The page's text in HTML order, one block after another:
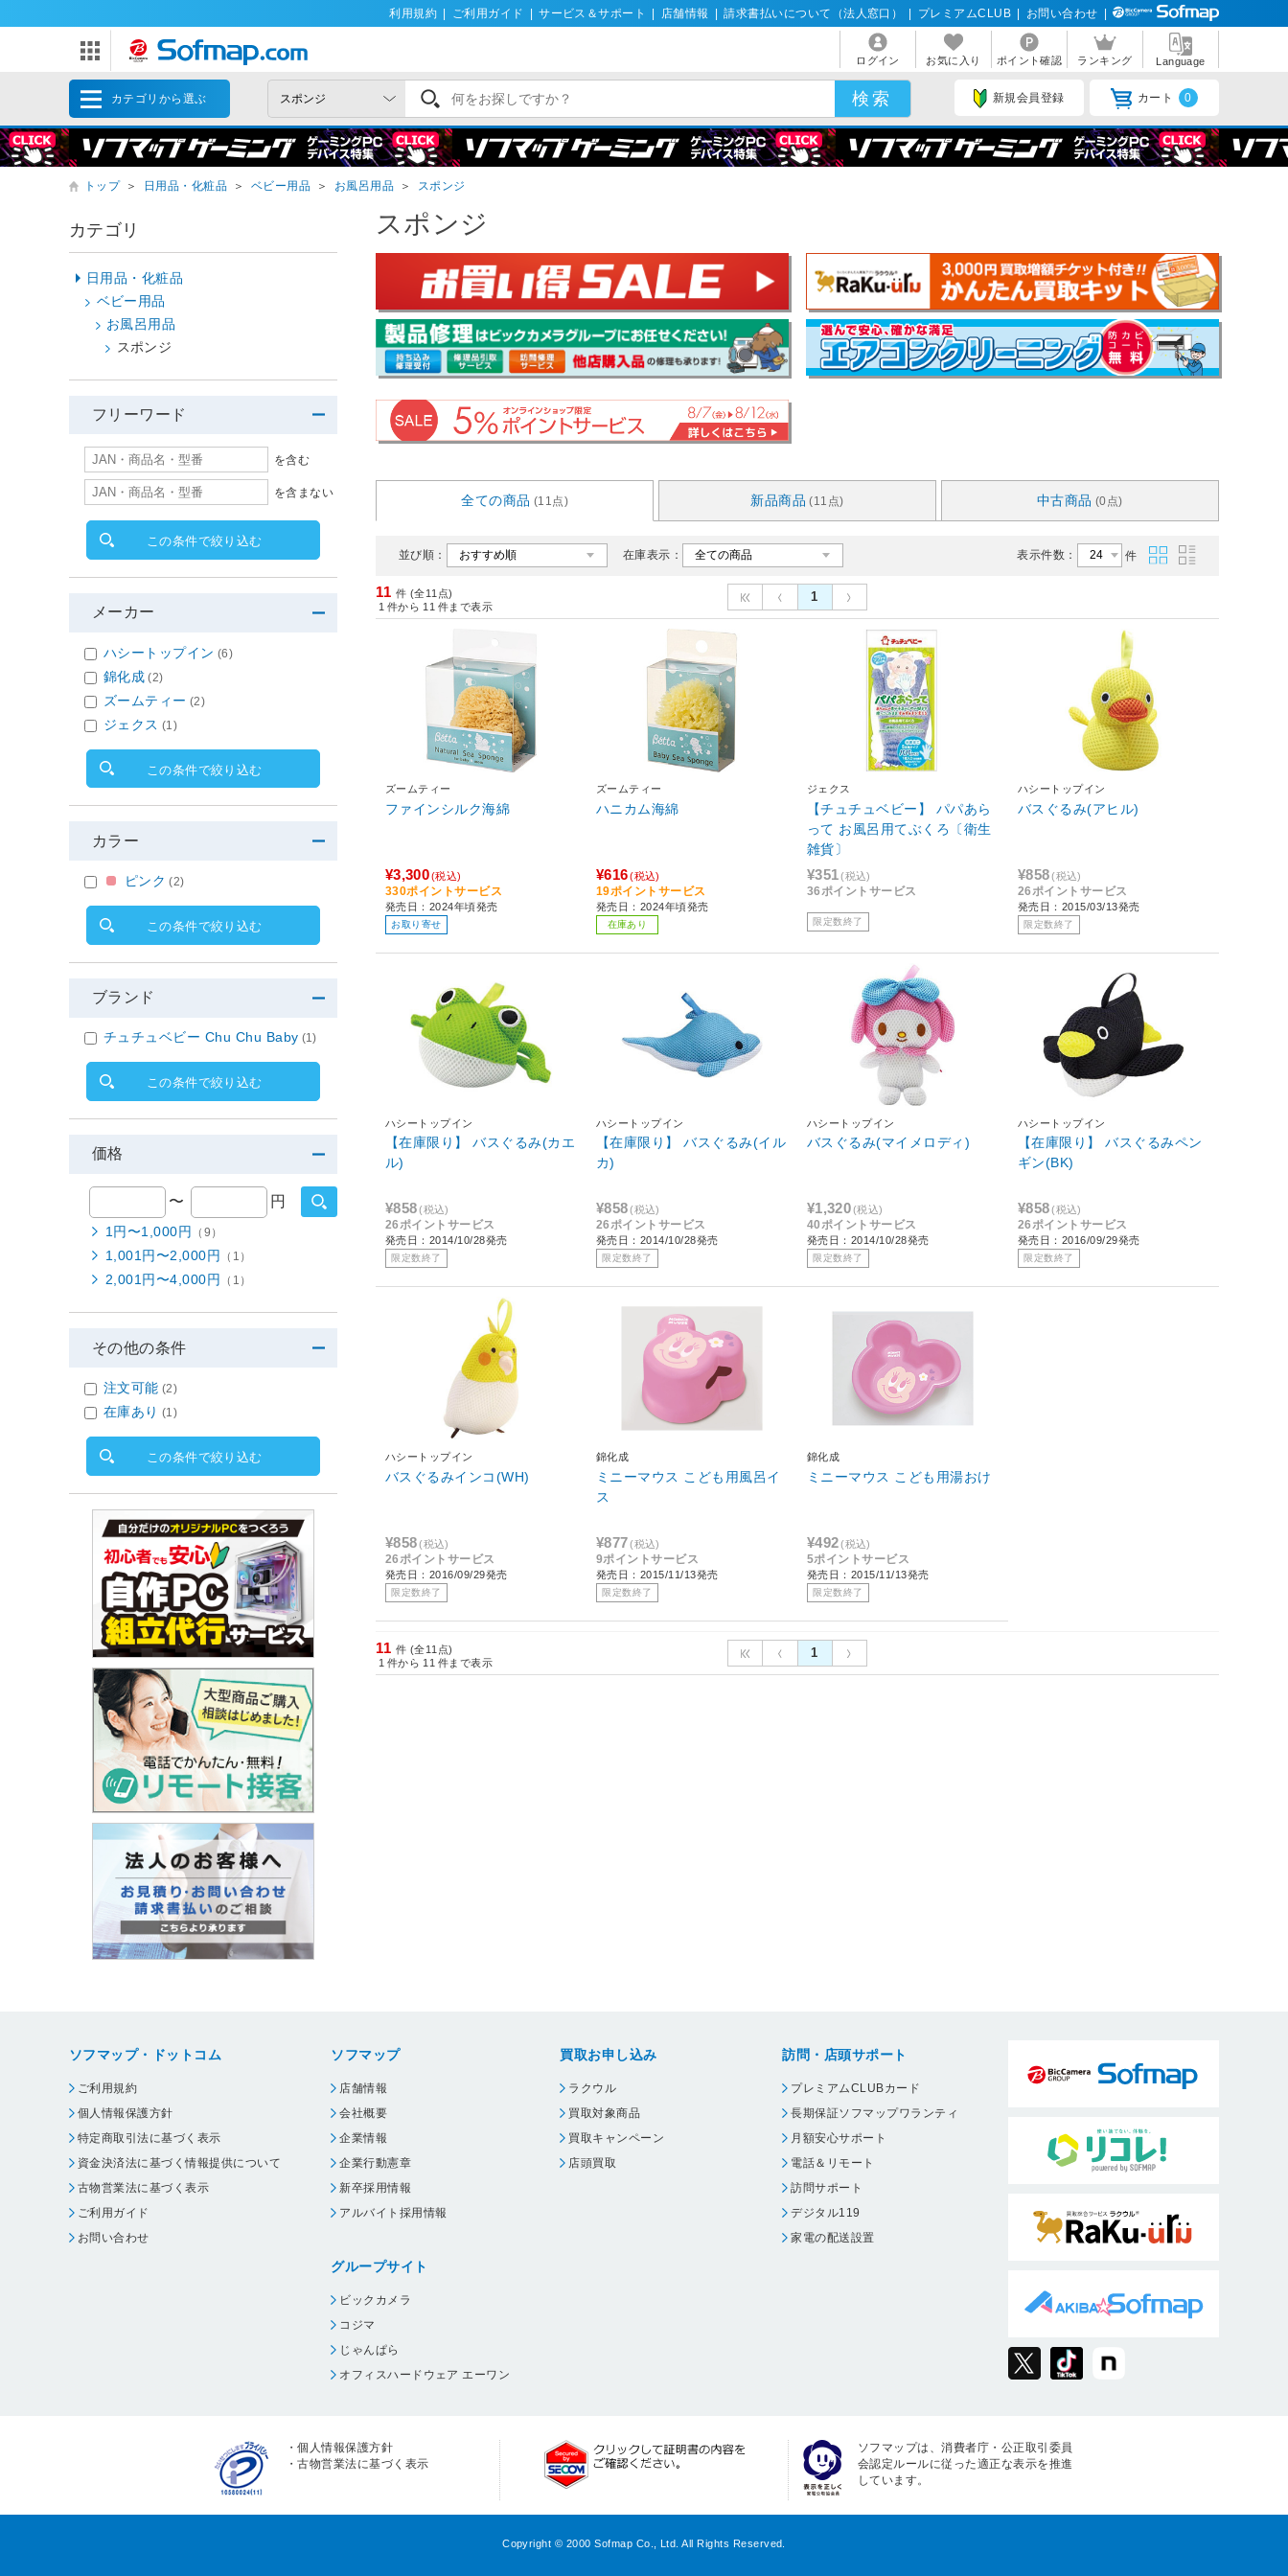
利用規約 ご利用ガイド サービス＆サポート 店舗情報 請求書払いについて（法人窓口） プレミアムCLUB お問い合わせ
ログイン お気に入り ポイント確認 ランキング Language
カテゴリから選ぶ 新規会員登録 カート 0
トップ ＞ 日用品・化粧品 ＞ ベビー用品 ＞ お風呂用品 ＞ スポンジ
スポンジ
全ての商品 (11点) 新品商品 (11点) 中古商品 (0点)
並び順： 在庫表示： 表示件数： 件
11 件 (全11点)
1 件から 11 件まで表示
1
ズームティー
ファインシルク海綿
¥3,300(税込)
330ポイントサービス
発売日：2024年頃発売
お取り寄せ
ズームティー
ハニカム海綿
¥616 (税込)
19ポイントサービス
発売日：2024年頃発売
在庫あり
ジェクス
【チュチュベビー】 パパあら
って お風呂用てぶくろ〔衛生
雑貨〕
¥351 (税込)
36ポイントサービス
限定数終了
ハシートップイン
バスぐるみ(アヒル)
¥858 (税込)
26ポイントサービス
発売日：2015/03/13発売
限定数終了
ハシートップイン
【在庫限り】 バスぐるみ(カエ
ル)
¥858 (税込)
26ポイントサービス
発売日：2014/10/28発売
限定数終了
ハシートップイン
【在庫限り】 バスぐるみ(イル
カ)
¥858 (税込)
26ポイントサービス
発売日：2014/10/28発売
限定数終了
ハシートップイン
バスぐるみ(マイメロディ)
¥1,320(税込)
40ポイントサービス
発売日：2014/10/28発売
限定数終了
ハシートップイン
【在庫限り】 バスぐるみペン
ギン(BK)
¥858 (税込)
26ポイントサービス
発売日：2016/09/29発売
限定数終了
ハシートップイン
バスぐるみインコ(WH)
¥858 (税込)
26ポイントサービス
発売日：2016/09/29発売
限定数終了
錦化成
ミニーマウス こども用風呂イ
ス
¥877 (税込)
9ポイントサービス
発売日：2015/11/13発売
限定数終了
錦化成
ミニーマウス こども用湯おけ
¥492 (税込)
5ポイントサービス
発売日：2015/11/13発売
限定数終了
11 件 (全11点)
1 件から 11 件まで表示
1
カテゴリ
日用品・化粧品
ベビー用品
お風呂用品
スポンジ
フリーワード
を含む
を含まない
この条件で絞り込む
メーカー
ハシートップイン (6)
錦化成 (2)
ズームティー (2)
ジェクス (1)
この条件で絞り込む
カラー
ピンク (2)
この条件で絞り込む
ブランド
チュチュベビー Chu Chu Baby (1)
この条件で絞り込む
価格
〜 円
1円〜1,000円 （9）
1,001円〜2,000円 （1）
2,001円〜4,000円 （1）
その他の条件
注文可能 (2)
在庫あり (1)
この条件で絞り込む
ソフマップ・ドットコム
ご利用規約
個人情報保護方針
特定商取引法に基づく表示
資金決済法に基づく情報提供について
古物営業法に基づく表示
ご利用ガイド
お問い合わせ
ソフマップ
店舗情報
会社概要
企業情報
企業行動憲章
新卒採用情報
アルバイト採用情報
グループサイト
ビックカメラ
コジマ
じゃんぱら
オフィスハードウェア エーワン
買取お申し込み
ラクウル
買取対象商品
買取キャンペーン
店頭買取
訪問・店頭サポート
プレミアムCLUBカード
長期保証ソフマップワランティ
月額安心サポート
電話＆リモート
訪問サポート
デジタル119
家電の配送設置
・個人情報保護方針
・古物営業法に基づく表示
ソフマップは、消費者庁・公正取引委員
会認定ルールに従った適正な表示を推進
しています。
Copyright © 2000 Sofmap Co., Ltd. All Rights Reserved.